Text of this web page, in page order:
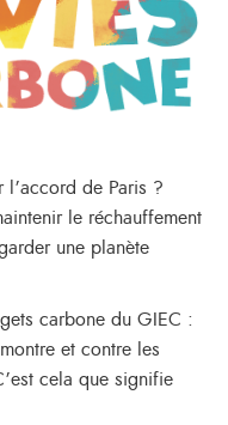
l’accord de Paris ?
le réchauffement
une planète
carbone du GIEC :
et contre les
cela que signifie